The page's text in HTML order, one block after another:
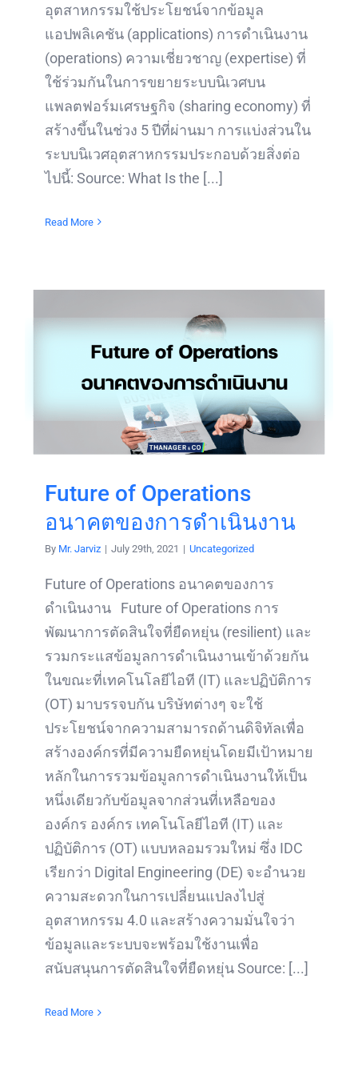
อุตสาหกรรมใช้ประโยชน์จากข้อมูล
แอปพลิเคชัน (applications) การดำเนินงาน
(operations) ความเชี่ยวชาญ (expertise) ที่
ใช้ร่วมกันในการขยายระบบนิเวศบน
แพลตฟอร์มเศรษฐกิจ (sharing economy) ที่
สร้างขึ้นในช่วง 5 ปีที่ผ่านมา การแบ่งส่วนใน
ระบบนิเวศอุตสาหกรรมประกอบด้วยสิ่งต่อ
ไปนี้: Source: What Is the [...]
Read More
Future of Operations
อนาคตของการดำเนินงาน
By Mr. Jarviz | July 29th, 2021 | Uncategorized
Future of Operations อนาคตของการ
ดำเนินงาน Future of Operations การ
พัฒนาการตัดสินใจที่ยืดหยุ่น (resilient) และ
รวมกระแสข้อมูลการดำเนินงานเข้าด้วยกัน
ในขณะที่เทคโนโลยีไอที (IT) และปฏิบัติการ
(OT) มาบรรจบกัน บริษัทต่างๆ จะใช้
ประโยชน์จากความสามารถด้านดิจิทัลเพื่อ
สร้างองค์กรที่มีความยืดหยุ่นโดยมีเป้าหมาย
หลักในการรวมข้อมูลการดำเนินงานให้เป็น
หนึ่งเดียวกับข้อมูลจากส่วนที่เหลือของ
องค์กร องค์กร เทคโนโลยีไอที (IT) และ
ปฏิบัติการ (OT) แบบหลอมรวมใหม่ ซึ่ง IDC
เรียกว่า Digital Engineering (DE) จะอำนวย
ความสะดวกในการเปลี่ยนแปลงไปสู่
อุตสาหกรรม 4.0 และสร้างความมั่นใจว่า
ข้อมูลและระบบจะพร้อมใช้งานเพื่อ
สนับสนุนการตัดสินใจที่ยืดหยุ่น Source: [...]
Read More